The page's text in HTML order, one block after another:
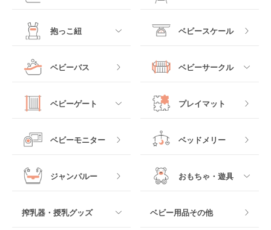
レギュラーサイズベビ
ベッドインベッド
クーファン
マットレス・布団
ベビーベッドその他
ベビーカーその他
ジュニアシート
チャイルドシートその
他
すべて
ロッキングタイプ
すべて
テーブルチェア
抱っこ紐
すべて
抱っこ紐その他
ベビースケール
ベビーバス ベビーサークル
すべて
木製
マット製
ベビーゲート
すべて
プレイマット
ベビーモニター ベッドメリー
ジャンパルー おもちゃ・遊具
搾乳器・授乳グッズ ベビー用品その他